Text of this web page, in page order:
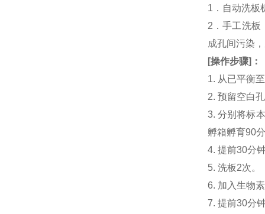
1．自动洗板
2．手工洗板
成孔间污染
[操作步骤] ：
1. 从已平衡
2. 预留空白
3. 分别将标
孵箱孵育90
4. 提前30分
5. 洗板2次。
6. 加入生物
7. 提前30分